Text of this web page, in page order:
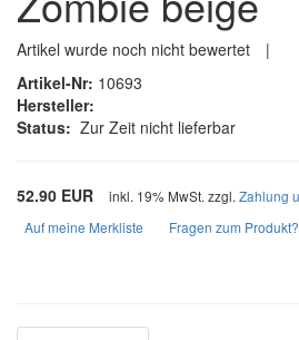
Artikel wurde noch nicht bewertet |
Artikel-Nr: 10693
Hersteller:
Status: Zur Zeit nicht lieferbar
52.90 EUR inkl. 19% MwSt. zzgl. Zahlung
Auf meine Merkliste
Fragen zum Produkt?